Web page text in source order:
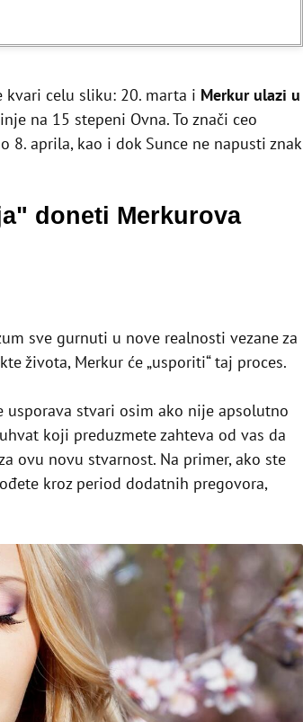
celu sliku: 20. marta i Merkur ulazi u
na 15 stepeni Ovna. To znači ceo
8. aprila, kao i dok Sunce ne napusti znak
doneti Merkurova
sve gurnuti u nove realnosti vezane za
života, Merkur će „usporiti“ taj proces.
usporava stvari osim ako nije apsolutno
koji preduzmete zahteva od vas da
ovu novu stvarnost. Na primer, ako ste
kroz period dodatnih pregovora,